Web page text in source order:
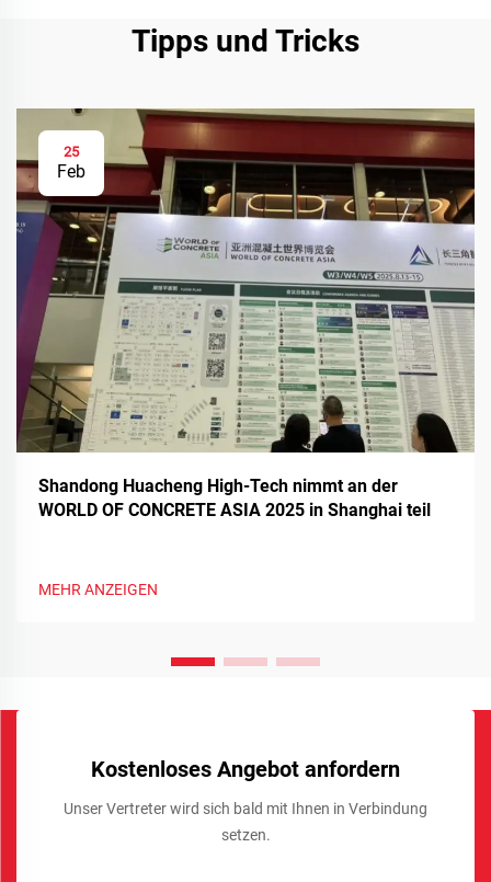
Tipps und Tricks
25
Feb
Shandong Huacheng High-Tech nimmt an der
WORLD OF CONCRETE ASIA 2025 in Shanghai teil
MEHR ANZEIGEN
Kostenloses Angebot anfordern
Unser Vertreter wird sich bald mit Ihnen in Verbindung
setzen.